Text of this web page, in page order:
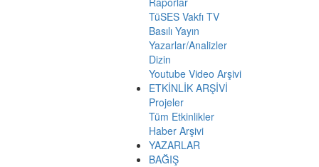
TüSES Vakfı TV
Basılı Yayın
Yazarlar/Analizler
Dizin
Youtube Video Arşivi
ETKİNLİK ARŞİVİ
Projeler
Tüm Etkinlikler
Haber Arşivi
YAZARLAR
BAĞIŞ